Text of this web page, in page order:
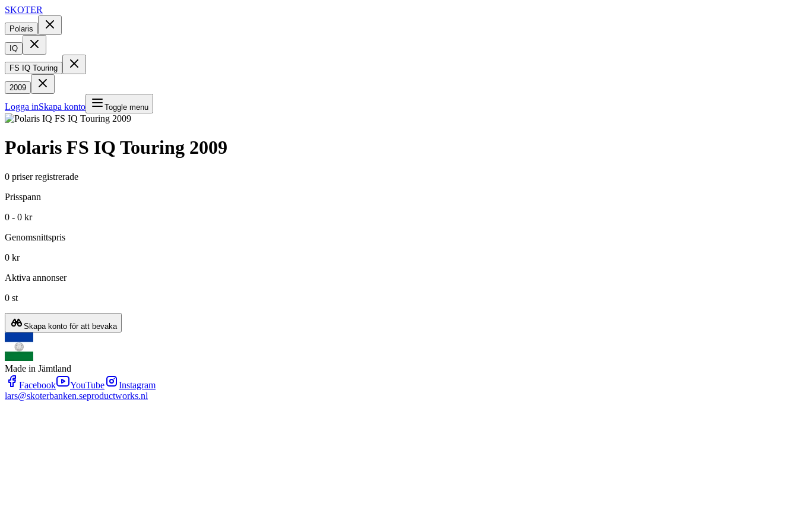
SKOTER
Polaris
IQ
FS IQ Touring
2009
Logga inSkapa konto Toggle menu
Polaris FS IQ Touring 2009
0 priser registrerade
Prisspann
0 - 0 kr
Genomsnittspris
0 kr
Aktiva annonser
0 st
Skapa konto för att bevaka
Made in Jämtland
Facebook
YouTube
Instagram
lars@skoterbanken.seproductworks.nl